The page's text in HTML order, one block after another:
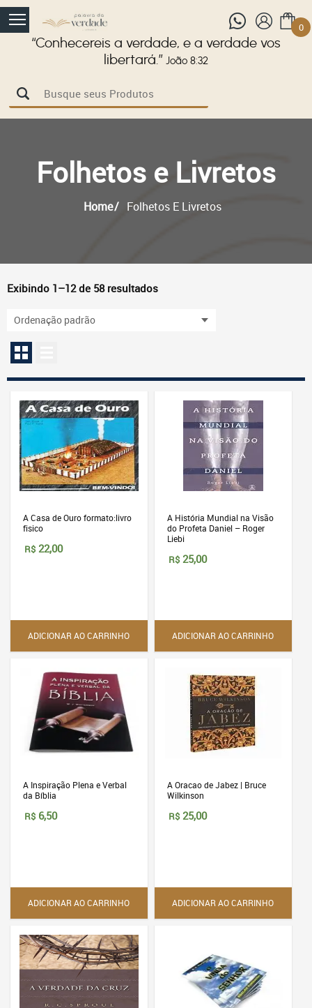
“Conhecereis a verdade, e a verdade vos
libertará.” João 8:32
0
Folhetos e Livretos
Home Folhetos E Livretos
Exibindo 1–12 de 58 resultados
A Casa de Ouro formato:livro
fisico
R$ 22,00
ADICIONAR AO CARRINHO
A História Mundial na Visão
do Profeta Daniel – Roger
Liebi
R$ 25,00
ADICIONAR AO CARRINHO
A Inspiração Plena e Verbal
da Bíblia
R$ 6,50
ADICIONAR AO CARRINHO
A Oracao de Jabez | Bruce
Wilkinson
R$ 25,00
ADICIONAR AO CARRINHO